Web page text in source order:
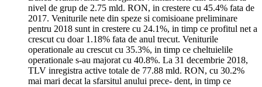
nivel de grup de 2.75 mld. RON, in crestere cu 45.4% fata de
2017. Veniturile nete din speze si comisioane preliminare
pentru 2018 sunt in crestere cu 24.1%, in timp ce profitul net a
crescut cu doar 1.18% fata de anul trecut. Veniturile
operationale au crescut cu 35.3%, in timp ce cheltuielile
operationale s-au majorat cu 40.8%. La 31 decembrie 2018,
TLV inregistra active totale de 77.88 mld. RON, cu 30.2%
mai mari decat la sfarsitul anului prece- dent, in timp ce